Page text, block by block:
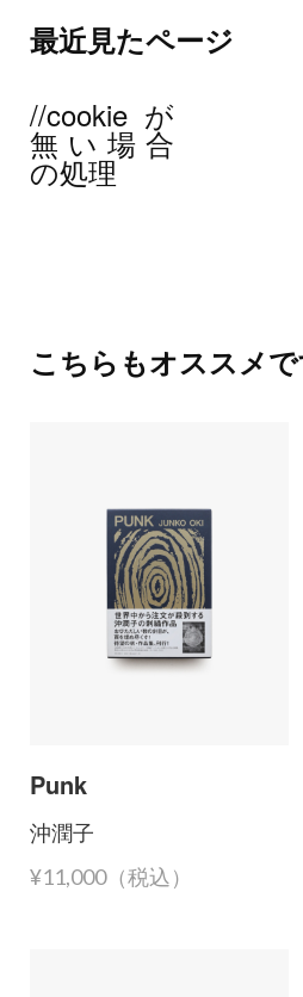
最近見たページ
//cookieが
無い場合
の処理
こちらもオススメ
Punk
沖潤子
¥11,000（税込）